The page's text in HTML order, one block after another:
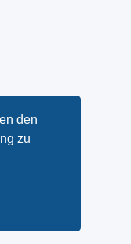
den
zu